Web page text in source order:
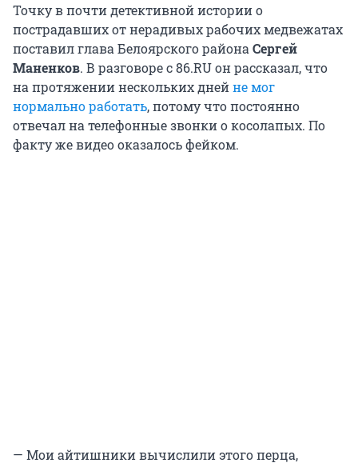
Точку в почти детективной истории о
пострадавших от нерадивых рабочих медвежатах
поставил глава Белоярского района Сергей
Маненков. В разговоре с 86.RU он рассказал, что
на протяжении нескольких днейне мог
нормально работать, потому что постоянно
отвечал на телефонные звонки о косолапых. По
факту же видео оказалось фейком.
— Мои айтишники вычислили этого перца,